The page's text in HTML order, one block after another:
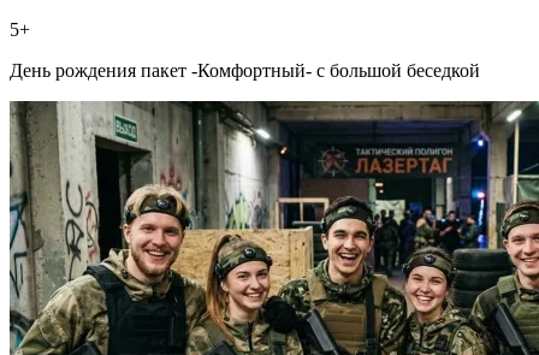
5+
День рождения пакет -Комфортный- с большой беседкой